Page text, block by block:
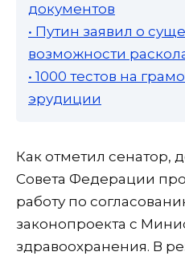
документов
• Путин заявил о
возможности
• 1000 тестов на
эрудиции
Как отметил сенатор,
Совета Федерации
работу по
законопроекта с
здравоохранения. В